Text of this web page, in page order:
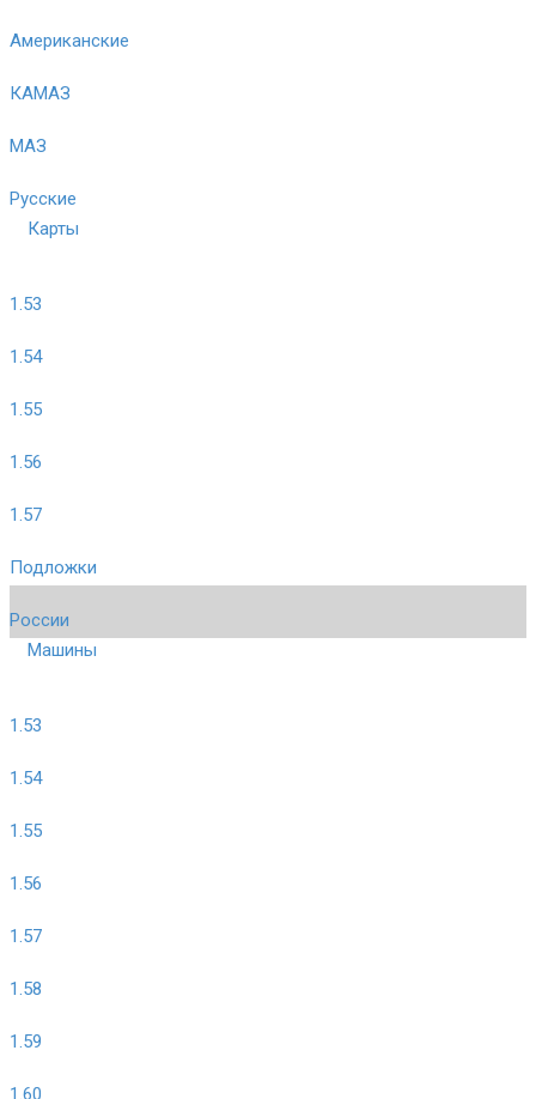
Американские
КАМАЗ
МАЗ
Русские
Карты
1.53
1.54
1.55
1.56
1.57
Подложки
России
Машины
1.53
1.54
1.55
1.56
1.57
1.58
1.59
1.60